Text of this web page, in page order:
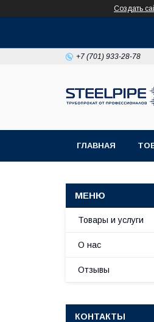
Создать
+7 (701) 933-28-78
ГЛАВНАЯ
Товары и услуги
О нас
Отзывы
КОНТАКТЫ